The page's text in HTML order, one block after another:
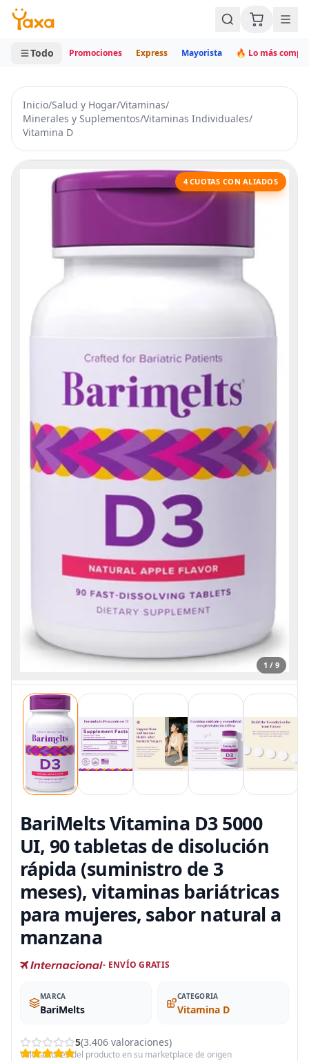
MINI CARRITO
0 productos
Todo Promociones Express Mayorista 🔥 Lo más
Inicio/Salud y Hogar/Vitaminas/
Minerales y Suplementos/Vitaminas Individuales/
Vitamina D
1 / 9
4 CUOTAS CON ALIADOS
BariMelts Vitamina D3 5000
UI, 90 tabletas de disolución
rápida (suministro de 3
meses), vitaminas bariátricas
para mujeres, sabor natural a
manzana
- ENVÍO GRATIS
MARCA
BariMelts
CATEGORIA
Vitamina D
5(3.406 valoraciones)
Valoraciones del producto en su marketplace de origen